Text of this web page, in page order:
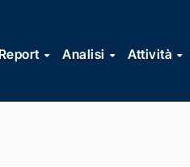
Analisi Attività